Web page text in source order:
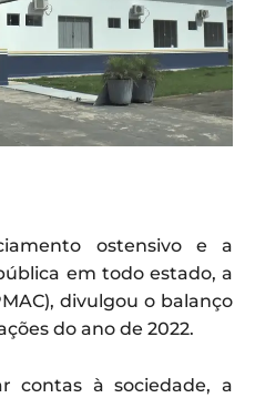
ostensivo e a
em todo estado, a
divulgou o balanço
do ano de 2022.
contas à sociedade, a